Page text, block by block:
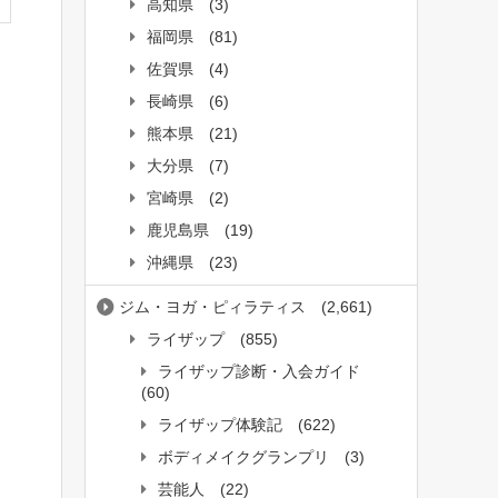
高知県
(3)
福岡県
(81)
佐賀県
(4)
長崎県
(6)
熊本県
(21)
大分県
(7)
宮崎県
(2)
鹿児島県
(19)
沖縄県
(23)
ジム・ヨガ・ピィラティス
(2,661)
ライザップ
(855)
ライザップ診断・入会ガイド
(60)
ライザップ体験記
(622)
ボディメイクグランプリ
(3)
芸能人
(22)